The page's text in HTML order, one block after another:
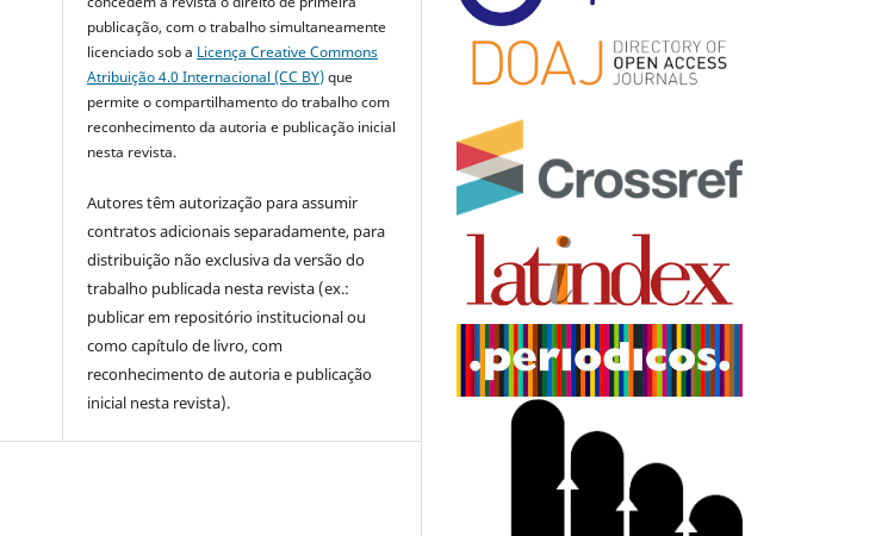
publicação, com o trabalho simultaneamente
licenciado sob a Licença Creative Commons
Atribuição 4.0 Internacional (CC BY)que
permite o compartilhamento do trabalho com
reconhecimento da autoria e publicação inicial
nesta revista.
Autores têm autorização para assumir
contratos adicionais separadamente, para
distribuição não exclusiva da versão do
trabalho publicada nesta revista (ex.:
publicar em repositório institucional ou
como capítulo de livro, com
reconhecimento de autoria e publicação
inicial nesta revista).